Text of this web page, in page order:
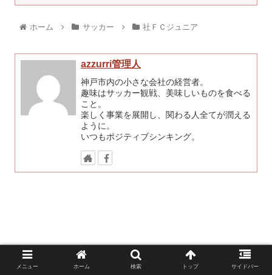
ホーム サッカー 社ＦＣジュニア
azzurri管理人
神戸市内の小さな会社の経営者。
趣味はサッカー観戦、美味しいものを食べる
こと。
楽しく事業を展開し、関わる人全てが潤える
ように。
いつもポジティブシンキング。
メニュー ホーム 検索 トップ サイドバー